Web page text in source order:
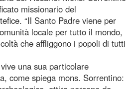
missionario del
“Il Santo Padre viene per
locale per tutto il mondo,
che affliggono i popoli di tutti
una sua particolare
come spiega mons. Sorrentino: